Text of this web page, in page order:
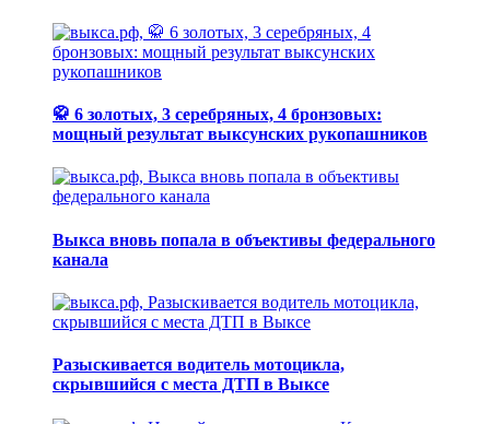
🥋 6 золотых, 3 серебряных, 4 бронзовых:
мощный результат выксунских рукопашников
Выкса вновь попала в объективы федерального
канала
Разыскивается водитель мотоцикла,
скрывшийся с места ДТП в Выксе